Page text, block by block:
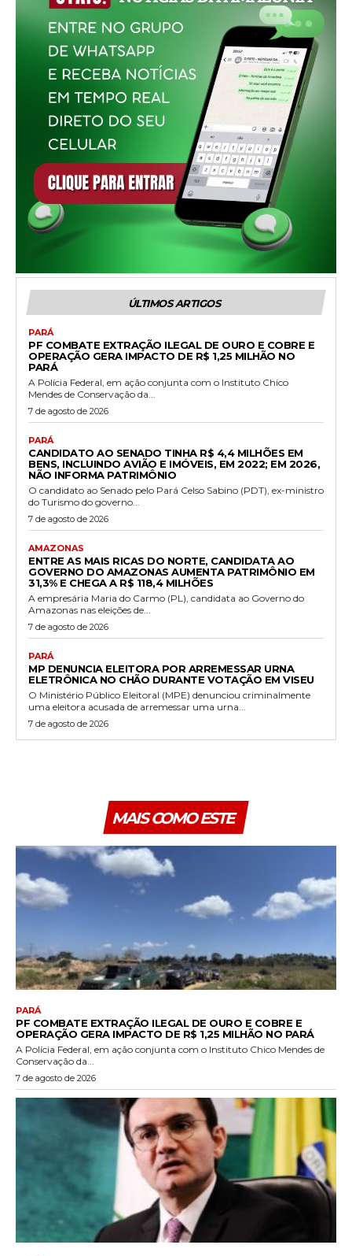
ÚLTIMOS ARTIGOS
PARÁ
PF COMBATE EXTRAÇÃO ILEGAL DE OURO E COBRE E
OPERAÇÃO GERA IMPACTO DE R$ 1,25 MILHÃO NO
PARÁ
A Polícia Federal, em ação conjunta com o Instituto Chico
Mendes de Conservação da...
7 de agosto de 2026
PARÁ
CANDIDATO AO SENADO TINHA R$ 4,4 MILHÕES EM
BENS, INCLUINDO AVIÃO E IMÓVEIS, EM 2022; EM 2026,
NÃO INFORMA PATRIMÔNIO
O candidato ao Senado pelo Pará Celso Sabino (PDT), ex-ministro
do Turismo do governo...
7 de agosto de 2026
AMAZONAS
ENTRE AS MAIS RICAS DO NORTE, CANDIDATA AO
GOVERNO DO AMAZONAS AUMENTA PATRIMÔNIO EM
31,3% E CHEGA A R$ 118,4 MILHÕES
A empresária Maria do Carmo (PL), candidata ao Governo do
Amazonas nas eleições de...
7 de agosto de 2026
PARÁ
MP DENUNCIA ELEITORA POR ARREMESSAR URNA
ELETRÔNICA NO CHÃO DURANTE VOTAÇÃO EM VISEU
O Ministério Público Eleitoral (MPE) denunciou criminalmente
uma eleitora acusada de arremessar uma urna...
7 de agosto de 2026
MAIS COMO ESTE
PARÁ
PF COMBATE EXTRAÇÃO ILEGAL DE OURO E COBRE E
OPERAÇÃO GERA IMPACTO DE R$ 1,25 MILHÃO NO PARÁ
A Polícia Federal, em ação conjunta com o Instituto Chico Mendes de
Conservação da...
7 de agosto de 2026